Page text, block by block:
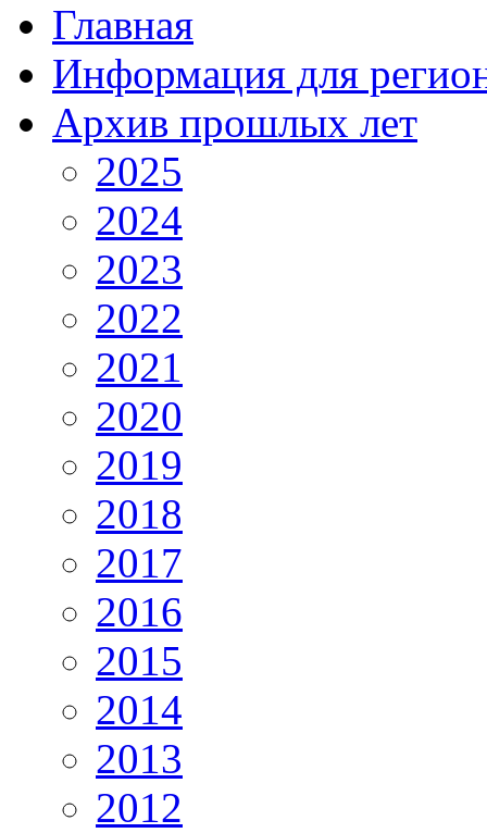
Главная
Информация для
Архив прошлых лет
2025
2024
2023
2022
2021
2020
2019
2018
2017
2016
2015
2014
2013
2012